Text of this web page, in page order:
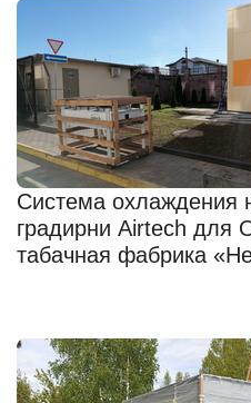
Система охлаждения
градирни Airtech для
табачная фабрика